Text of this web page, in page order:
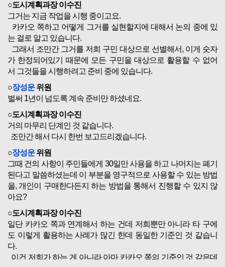
○도시계획과장 이수진
그거는 지금 작업을 시행 중이고요.
카카오 쪽하고 어떻게 그거를 실현할지에 대해서 논의 중에 있
는 걸로 알고 있습니다.
그래서 조만간 그거를 저희 구민 대상으로 선별해서, 이게 숫자
가 한정되어있기 때문에 모든 구민을 대상으로 활용할 수 없어
서 그것들을 시행하려고 준비 중에 있습니다.
○장성운위원
벌써 1년이 넘도록 계속 준비만 하셨네요.
○도시계획과장 이수진
거의 마무리 단계인 것 같습니다.
조만간 해서 다시 한번 보고드리겠습니다.
○장성운위원
그때 건의 사항이 주민들에게 30일만 사용을 하고 나머지는 폐기
된다고 말씀하셨는데 이 부분을 영구적으로 사용할 수 있는 방법
을, 개인이 구매한다든지 하는 방법을 통해서 진행할 수 있지 않
아요?
○도시계획과장 이수진
일단 카카오 쪽과 연계해서 하는 건데 저희뿐만 아니라 타 구에
도 이렇게 활용하는 사례가 많긴 한데 동일한 기준인 것 같습니
다.
이건 저희가 하는 게 아니라 아마 카카오 쪽의 기준인 것 같은데